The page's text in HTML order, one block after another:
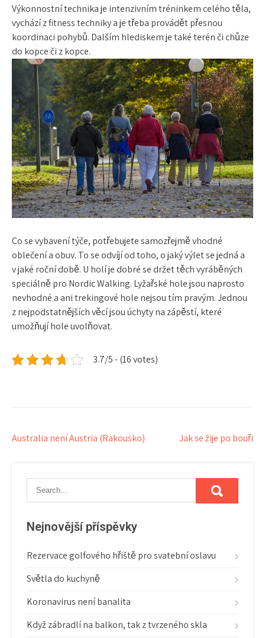
Výkonnostní technika je intenzivním tréninkem celého těla,
vychází z fitness techniky a je třeba provádět přesnou
koordinaci pohybů. Dalším hlediskem je také terén či chůze
do kopce či z kopce.
Co se vybavení týče, potřebujete samozřejmě vhodné
oblečení a obuv. To se odvíjí od toho, o jaký výlet se jedná a
v jaké roční době. U holí je dobré se držet těch vyráběných
speciálně pro Nordic Walking. Lyžařské hole jsou naprosto
nevhodné a ani trekingové hole nejsou tím pravým. Jednou
z nejpodstatnějších věcí jsouúchyty na zápěstí, které
umožňují hole uvolňovat.
3.7/5 - (16 votes)
Navigace
příspěvek
Australia není Austria (Rakousko) Jak se žije po bouři
Nejnovější příspěvky
Rezervace golfového hřiště pro svatební oslavu
Světla do kuchyně
Koronavirus není banalita
Když zábradlí na balkon, tak z tvrzeného skla